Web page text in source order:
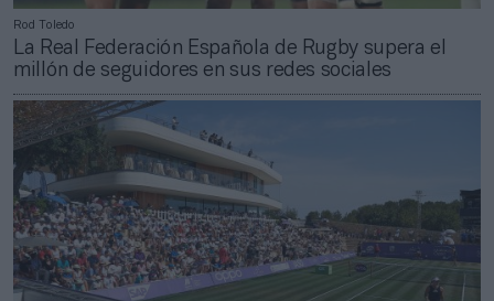
Rod Toledo
La Real Federación Española de Rugby supera el
millón de seguidores en sus redes sociales